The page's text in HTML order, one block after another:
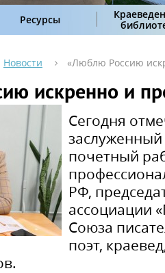
Ресурсы
Новости «Люблю Россию
искренно и
Сегодня
почетный
РФ,
ассоциации
Союза
поэт,